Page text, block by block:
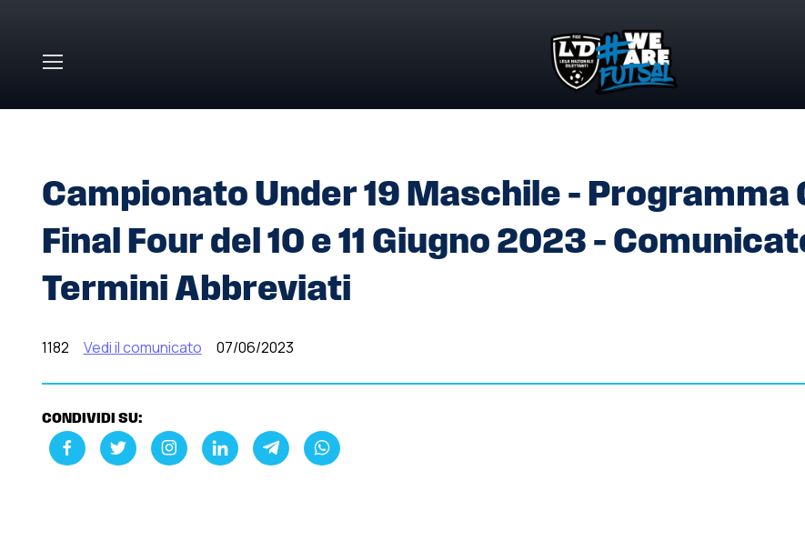
Campionato Under 19 Maschile – Programma
Final Four del 10 e 11 Giugno 2023 –
Termini Abbreviati
1182 Vedi il comunicato 07/06/2023
CONDIVIDI SU: